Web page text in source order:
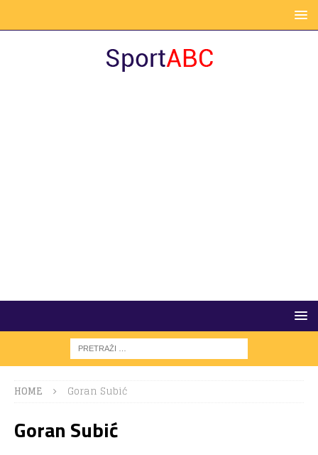
HOME Goran Subić
Goran Subić